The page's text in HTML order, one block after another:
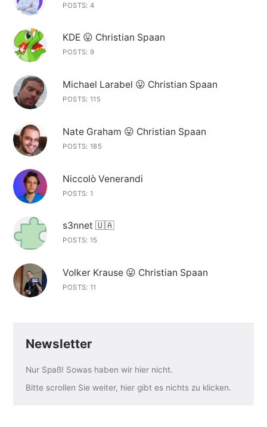
POSTS: 4
KDE 😛 Christian Spaan
POSTS: 9
Michael Larabel 😛 Christian Spaan
POSTS: 115
Nate Graham 😛 Christian Spaan
POSTS: 185
Niccolò Venerandi
POSTS: 1
s3nnet 🇺🇦
POSTS: 15
Volker Krause 😛 Christian Spaan
POSTS: 11
Newsletter
Nur Spaß! Sowas haben wir hier nicht.
Bitte scrollen Sie weiter, hier gibt es nichts zu klicken.